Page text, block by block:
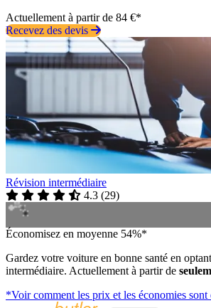
Actuellement à partir de 84 €*
Recevez des devis
Révision intermédiaire
4.3 (29)
Économisez en moyenne 54%*
Gardez votre voiture en bonne santé en
intermédiaire. Actuellement à partir de
*Voir comment les prix et les économies sont